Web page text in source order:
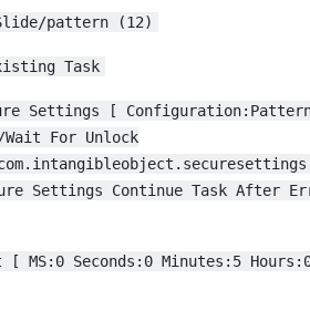
pattern (12)
Task
Settings [
Wait For Unlock
Settings Continue Task After
[ MS:0 Seconds:0 Minutes:5